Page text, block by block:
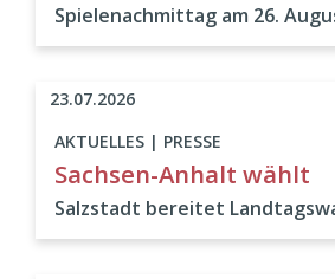
Spielenachmittag am 26.
AKTUELLES | PRESSE
Sachsen-Anhalt wählt
Salzstadt bereitet
23.07.2026